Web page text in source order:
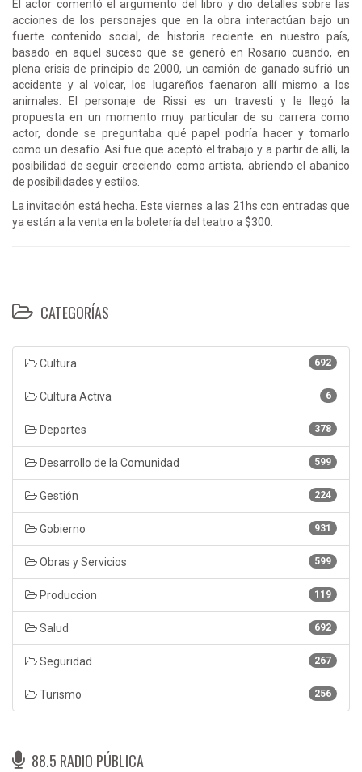
El actor comentó el argumento del libro y dio detalles sobre las
acciones de los personajes que en la obra interactúan bajo un
fuerte contenido social, de historia reciente en nuestro país,
basado en aquel suceso que se generó en Rosario cuando, en
plena crisis de principio de 2000, un camión de ganado sufrió un
accidente y al volcar, los lugareños faenaron allí mismo a los
animales. El personaje de Rissi es un travesti y le llegó la
propuesta en un momento muy particular de su carrera como
actor, donde se preguntaba qué papel podría hacer y tomarlo
como un desafío. Así fue que aceptó el trabajo y a partir de allí, la
posibilidad de seguir creciendo como artista, abriendo el abanico
de posibilidades y estilos.
La invitación está hecha. Este viernes a las 21hs con entradas que
ya están a la venta en la boletería del teatro a $300.
CATEGORÍAS
692
Cultura
6
Cultura Activa
378
Deportes
599
Desarrollo de la Comunidad
224
Gestión
931
Gobierno
599
Obras y Servicios
119
Produccion
692
Salud
267
Seguridad
256
Turismo
88.5 RADIO PÚBLICA